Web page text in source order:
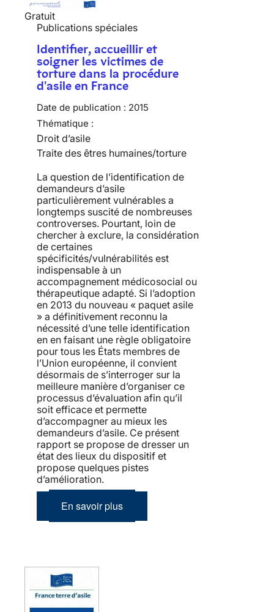
Gratuit
Publications spéciales
Identifier, accueillir et
soigner les victimes de
torture dans la procédure
d'asile en France
Date de publication : 2015
Thématique :
Droit d’asile
Traite des êtres humaines/torture
La question de l’identification de
demandeurs d’asile
particulièrement vulnérables a
longtemps suscité de nombreuses
controverses. Pourtant, loin de
chercher à exclure, la considération
de certaines
spécificités/vulnérabilités est
indispensable à un
accompagnement médicosocial ou
thérapeutique adapté. Si l’adoption
en 2013 du nouveau « paquet asile
» a définitivement reconnu la
nécessité d’une telle identification
en en faisant une règle obligatoire
pour tous les États membres de
l’Union européenne, il convient
désormais de s’interroger sur la
meilleure manière d’organiser ce
processus d’évaluation afin qu’il
soit efficace et permette
d’accompagner au mieux les
demandeurs d’asile. Ce présent
rapport se propose de dresser un
état des lieux du dispositif et
propose quelques pistes
d’amélioration.
En savoir plus